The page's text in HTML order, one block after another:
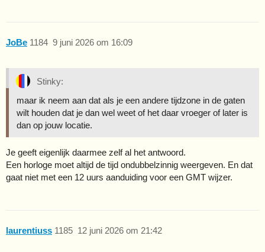
JoBe 9 juni 2026 om 16:09
1184
Stinky:
maar ik neem aan dat als je een andere tijdzone in de gaten
wilt houden dat je dan wel weet of het daar vroeger of later is
dan op jouw locatie.
Je geeft eigenlijk daarmee zelf al het antwoord.
Een horloge moet altijd de tijd ondubbelzinnig weergeven. En dat
gaat niet met een 12 uurs aanduiding voor een GMT wijzer.
laurentiuss 12 juni 2026 om 21:42
1185